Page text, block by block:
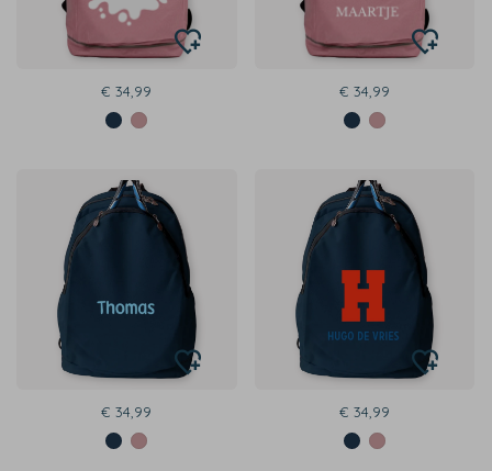
€ 34,99 € 34,99
€ 34,99 € 34,99